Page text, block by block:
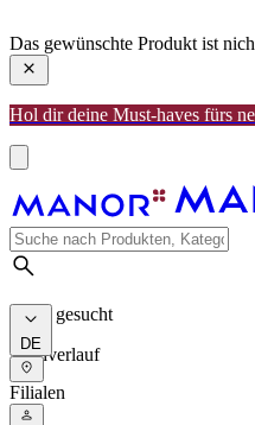
Das gewünschte Produkt ist
Hol dir deine Must-haves fürs
Meist gesucht
Suchverlauf
DE
Filialen